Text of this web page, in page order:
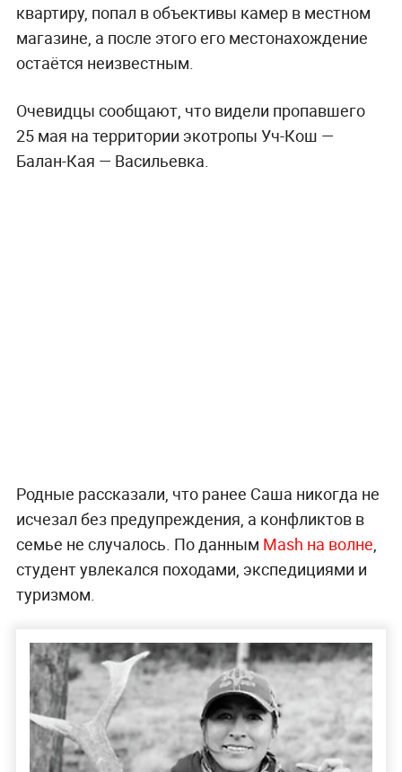
квартиру, попал в объективы камер в местном
магазине, а после этого его местонахождение
остаётся неизвестным.
Очевидцы сообщают, что видели пропавшего
25 мая на территории экотропы Уч-Кош —
Балан-Кая — Васильевка.
Родные рассказали, что ранее Саша никогда не
исчезал без предупреждения, а конфликтов в
семье не случалось. По данным Mash на волне,
студент увлекался походами, экспедициями и
туризмом.